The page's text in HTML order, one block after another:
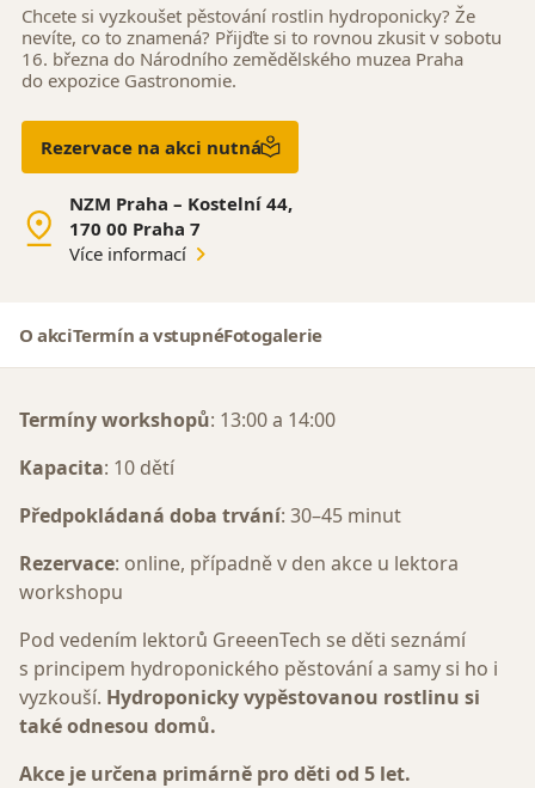
Chcete si vyzkoušet pěstování rostlin hydroponicky? Že
nevíte, co to znamená? Přijďte si to rovnou zkusit v sobotu
16. března do Národního zemědělského muzea Praha
do expozice Gastronomie.
Rezervace na akci nutná
NZM Praha – Kostelní 44,
170 00 Praha 7
Více informací
O akciTermín a vstupnéFotogalerie
Termíny workshopů: 13:00 a 14:00
Kapacita: 10 dětí
Předpokládaná doba trvání: 30–45 minut
Rezervace: online, případně v den akce u lektora
workshopu
Pod vedením lektorů GreeenTech se děti seznámí
s principem hydroponického pěstování a samy si ho i
vyzkouší. Hydroponicky vypěstovanou rostlinu si
také odnesou domů.
Akce je určena primárně pro děti od 5 let.